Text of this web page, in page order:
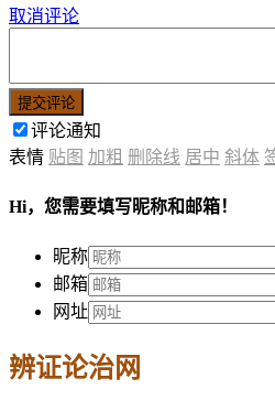
取消评论
提交评论
评论通知
表情 贴图 加粗 删除线 居中 斜体
Hi，您需要填写昵称和邮箱！
昵称
邮箱
网址
辨证论治网